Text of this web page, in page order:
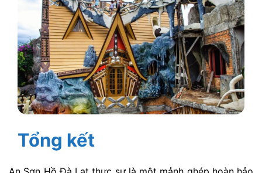
Tổng kết